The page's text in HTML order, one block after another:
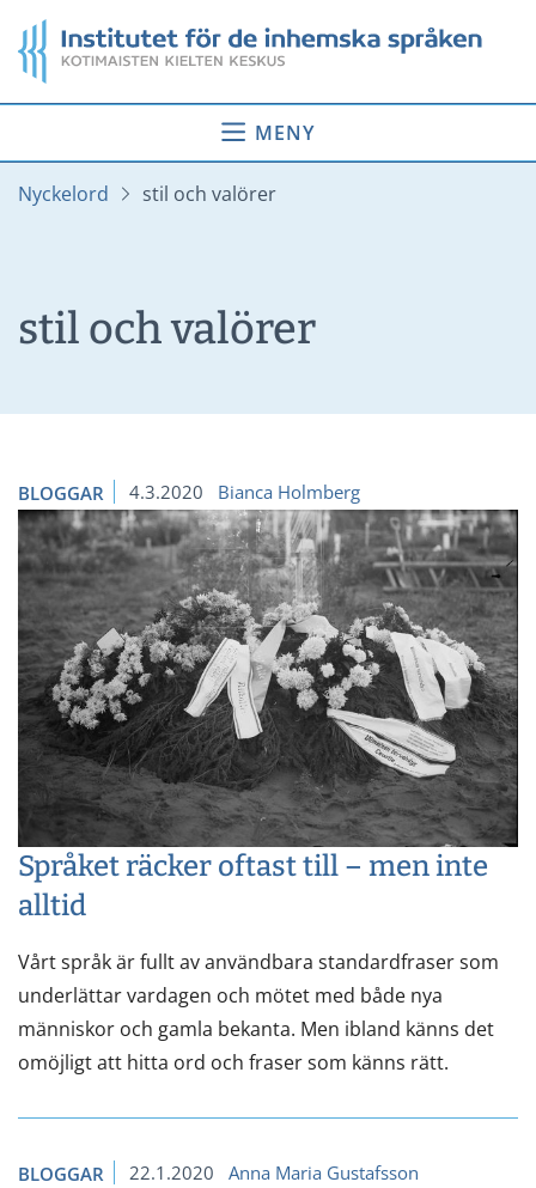
till
innehåll
Startsida
MENY
Nyckelord stil och valörer
stil och valörer
BLOGGAR 4.3.2020 Bianca Holmberg
Språket räcker oftast till – men inte
alltid
Vårt språk är fullt av användbara standardfraser som
underlättar vardagen och mötet med både nya
människor och gamla bekanta. Men ibland känns det
omöjligt att hitta ord och fraser som känns rätt.
BLOGGAR 22.1.2020 Anna Maria Gustafsson